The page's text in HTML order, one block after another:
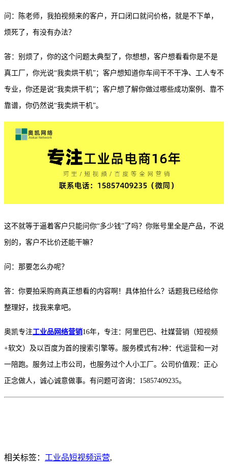
问：陈老师，我拍视频来的客户，开口闭口就问价格，就是不下单，
烦死了，有没有办法？
答：别烦了，你的这个问题太典型了，你想想，客户想看看你是不是
真工厂，你光说“我卖烘干机”；客户想知道你车间干不干净、工人专不
专业，你还是说“我卖烘干机”；客户想了解你做过哪些成功案例、靠不
靠谱，你仍然说“我卖烘干机”。
这不就等于逼着客户只能问你“多少钱”了吗？你账号里全是产品，不说
别的，客户不比价还能干嘛？
问：那要怎么办呢？
答：你要拍采购商真正想看的内容啊！具体拍什么？话题我已经给你
整理好， 找我来拿吧。
奥凯专注工业品网络营销16年，专注：阿里巴巴、社媒营销（短视频
+软文）及以百度为首的搜索引擎等。服务模式有2种：代运营和一对
一陪跑。服务过上市公司，也服务过个人小工厂。公司价值观：正心
正念做人，诚心诚意做事。有问题可咨询：15857409235。
相关标签： 工业品短视频运营,